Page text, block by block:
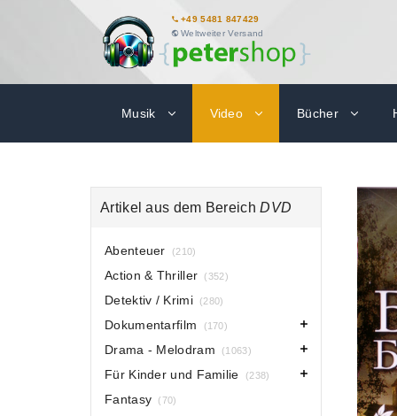
+49 5481 847429
Weltweiter Versand
Musik Video Bücher
Artikel aus dem BereichDVD
Abenteuer (210)
Action & Thriller (352)
Detektiv / Krimi (280)
Dokumentarfilm (170)
Drama - Melodram (1063)
Für Kinder und Familie (238)
Fantasy (70)